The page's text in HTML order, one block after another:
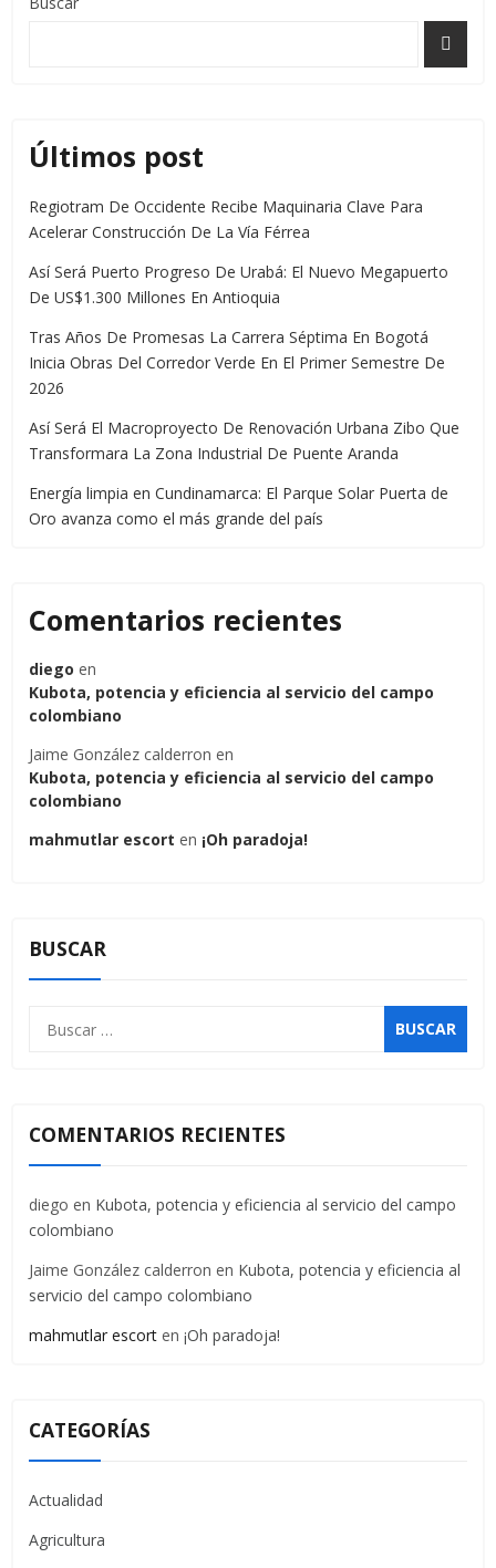
Últimos post
Regiotram De Occidente Recibe Maquinaria Clave Para
Acelerar Construcción De La Vía Férrea
Así Será Puerto Progreso De Urabá: El Nuevo Megapuerto
De US$1.300 Millones En Antioquia
Tras Años De Promesas La Carrera Séptima En Bogotá
Inicia Obras Del Corredor Verde En El Primer Semestre De
2026
Así Será El Macroproyecto De Renovación Urbana Zibo Que
Transformara La Zona Industrial De Puente Aranda
Energía limpia en Cundinamarca: El Parque Solar Puerta de
Oro avanza como el más grande del país
Comentarios recientes
diego en
Kubota, potencia y eficiencia al servicio del campo
colombiano
Jaime González calderron en
Kubota, potencia y eficiencia al servicio del campo
colombiano
mahmutlar escort en ¡Oh paradoja!
BUSCAR
COMENTARIOS RECIENTES
diego en Kubota, potencia y eficiencia al servicio del campo
colombiano
Jaime González calderron en Kubota, potencia y eficiencia al
servicio del campo colombiano
mahmutlar escort en ¡Oh paradoja!
CATEGORÍAS
Actualidad
Agricultura